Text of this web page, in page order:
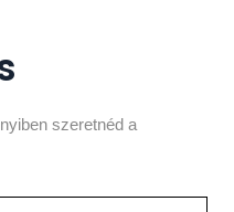
szeretnéd a